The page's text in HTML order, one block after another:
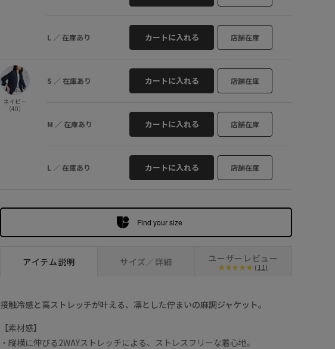
L ／ 在庫あり カートに入れる 店舗在庫
ネイビー
（40）
S ／ 在庫あり カートに入れる 店舗在庫
M ／ 在庫あり カートに入れる 店舗在庫
L ／ 在庫あり カートに入れる 店舗在庫
Find your size
アイテム説明 サイズ／詳細 ユーザーレビュー
(11)
接触冷感と高ストレッチが叶える、凛とした佇まいの麻調ジャケット。
【素材感】
・縦横に伸びる2WAYストレッチによる、ストレスフリーな着心地。